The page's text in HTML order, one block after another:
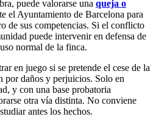
puede valorarse una queja o
el Ayuntamiento de Barcelona para
de sus competencias. Si el conflicto
puede intervenir en defensa de
normal de la finca.
en juego si se pretende el cese de la
por daños y perjuicios. Solo en
y con una base probatoria
otra vía distinta. No conviene
antes los hechos.